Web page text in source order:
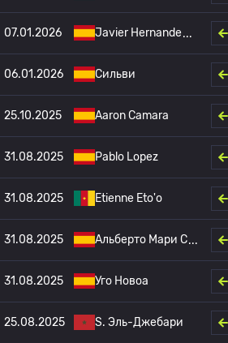
07.01.2026 Javier Hernande
06.01.2026 Сильви
25.10.2025 Aaron Camara
31.08.2025 Pablo Lopez
31.08.2025 Etienne Eto'o
31.08.2025 Альберто Мари С
31.08.2025 Уго Новоа
25.08.2025 S. Эль-Джебари